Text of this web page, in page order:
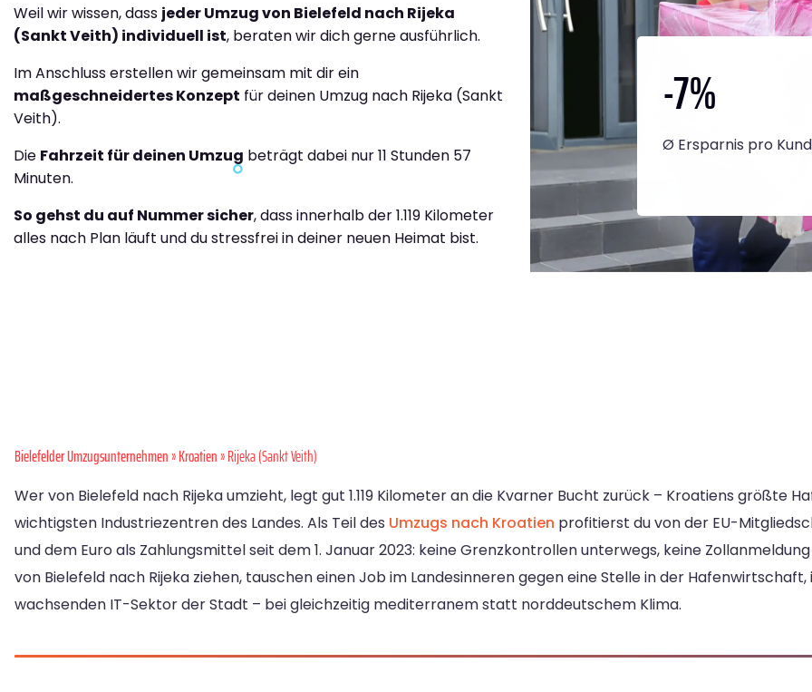
Weil wir wissen, dass jeder Umzug von Bielefeld nach Rijeka
(Sankt Veith) individuell ist, beraten wir dich gerne ausführlich.
Im Anschluss erstellen wir gemeinsam mit dir ein
maßgeschneidertes Konzept für deinen Umzug nach Rijeka (Sankt
Veith).
Die Fahrzeit für deinen Umzug beträgt dabei nur 11 Stunden 57
Minuten.
So gehst du auf Nummer sicher, dass innerhalb der 1.119 Kilometer
alles nach Plan läuft und du stressfrei in deiner neuen Heimat bist.
-7%
Ø Ersparnis pro
Bielefelder Umzugsunternehmen»Kroatien» Rijeka (Sankt Veith)
Wer von Bielefeld nach Rijeka umzieht, legt gut 1.119 Kilometer an die Kvarner Bucht zurück – Kroatiens größte
wichtigsten Industriezentren des Landes. Als Teil des Umzugs nach Kroatien profitierst du von der EU-
und dem Euro als Zahlungsmittel seit dem 1. Januar 2023: keine Grenzkontrollen unterwegs, keine
von Bielefeld nach Rijeka ziehen, tauschen einen Job im Landesinneren gegen eine Stelle in der
wachsenden IT-Sektor der Stadt – bei gleichzeitig mediterranem statt norddeutschem Klima.